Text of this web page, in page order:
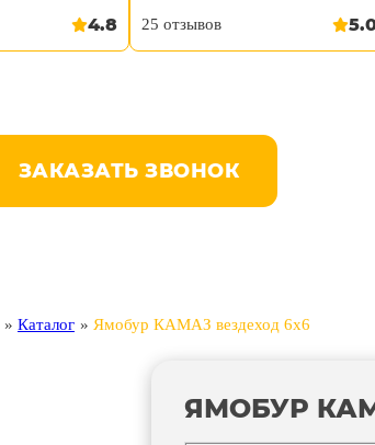
4.8 25 отзывов
ЗАКАЗАТЬ ЗВОНОК
» Каталог » Ямобур КАМАЗ вездеход 6х6
ЯМОБУР